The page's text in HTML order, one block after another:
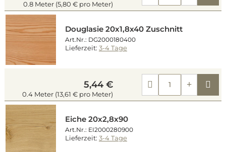
0.8 Meter (5,80 € pro Meter)
Douglasie 20x1,8x40 Zuschnitt
Art.Nr.: DG2000180400
Lieferzeit: 3-4 Tage
5,44 €
0.4 Meter (13,61 € pro Meter)
Eiche 20x2,8x90
Art.Nr.: EI2000280900
Lieferzeit: 3-4 Tage